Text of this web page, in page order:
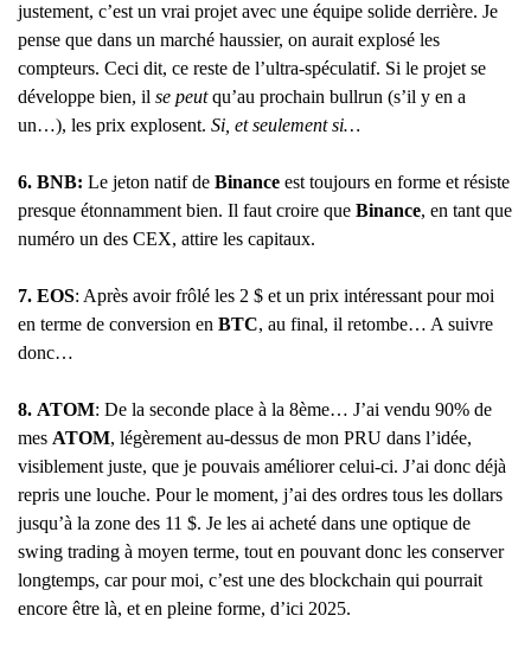
justement, c’est un vrai projet avec une équipe solide derrière. Je
pense que dans un marché haussier, on aurait explosé les
compteurs. Ceci dit, ce reste de l’ultra-spéculatif. Si le projet se
développe bien, il se peutqu’au prochain bullrun (s’il y en a
un…), les prix explosent. Si, et seulement si…
6. BNB: Le jeton natif de Binance est toujours en forme et résiste
presque étonnamment bien. Il faut croire que Binance, en tant que
numéro un des CEX, attire les capitaux.
7. EOS: Après avoir frôlé les 2 $ et un prix intéressant pour moi
en terme de conversion en BTC, au final, il retombe… A suivre
donc…
8. ATOM: De la seconde place à la 8ème… J’ai vendu 90% de
mes ATOM, légèrement au-dessus de mon PRU dans l’idée,
visiblement juste, que je pouvais améliorer celui-ci. J’ai donc déjà
repris une louche. Pour le moment, j’ai des ordres tous les dollars
jusqu’à la zone des 11 $. Je les ai acheté dans une optique de
swing trading à moyen terme, tout en pouvant donc les conserver
longtemps, car pour moi, c’est une des blockchain qui pourrait
encore être là, et en pleine forme, d’ici 2025.